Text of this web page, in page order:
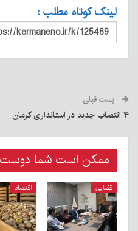
لینک کوتاه مطلب :
پست قبلی
۴ انتصاب جدید در استانداری کرمان
ممکن است شما دوست
قضایی اقتصاد